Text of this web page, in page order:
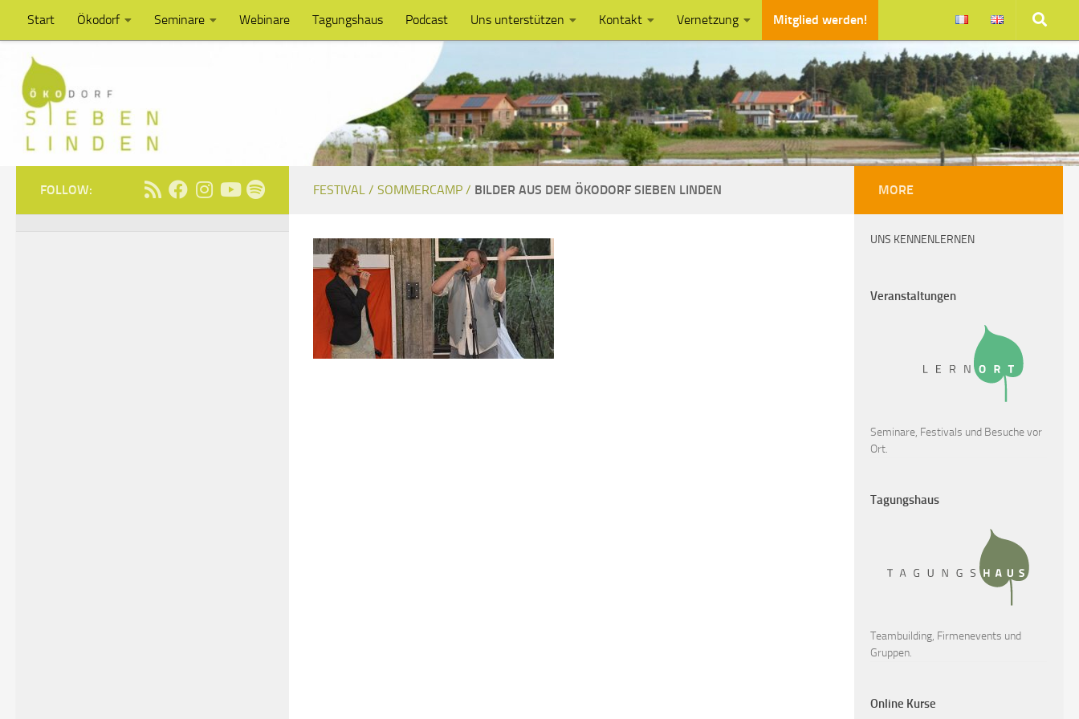
Unter dem Inhalt
Start Ökodorf Seminare Webinare Tagungshaus Podcast Uns unterstützen Kontakt Vernetzung Mitglied werden!
FESTIVAL / SOMMERCAMP / BILDER AUS DEM ÖKODORF SIEBEN LINDEN
FOLLOW: MORE
UNS KENNENLERNEN
Veranstaltungen
Seminare, Festivals und Besuche vor
Ort.
Tagungshaus
Teambuilding, Firmenevents und
Gruppen.
Online Kurse